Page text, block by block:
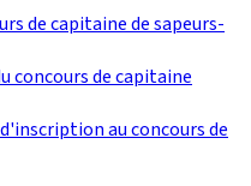
de capitaine de sapeurs-
concours de capitaine
au concours de